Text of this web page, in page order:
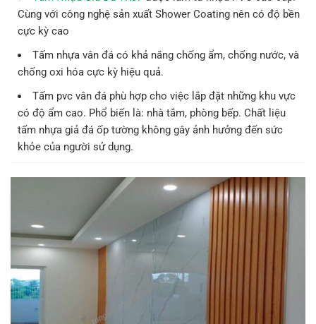
Cùng với công nghệ sản xuất Shower Coating nên có độ bền
cực kỳ cao
Tấm nhựa vân đá có khả năng chống ẩm, chống nước, và
chống oxi hóa cực kỳ hiệu quả.
Tấm pvc vân đá phù hợp cho việc lắp đặt những khu vực
có độ ẩm cao. Phổ biến là: nhà tắm, phòng bếp. Chất liệu
tấm nhựa giả đá ốp tường không gây ảnh hưởng đến sức
khỏe của người sử dụng.